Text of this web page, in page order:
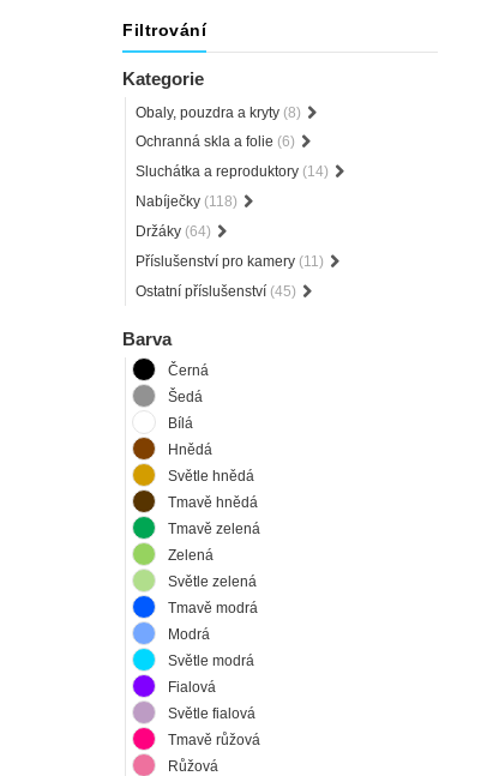
Filtrování
Kategorie
Obaly, pouzdra a kryty (8)
Ochranná skla a folie (6)
Sluchátka a reproduktory (14)
Nabíječky (118)
Držáky (64)
Příslušenství pro kamery (11)
Ostatní příslušenství (45)
Barva
Černá
Šedá
Bílá
Hnědá
Světle hnědá
Tmavě hnědá
Tmavě zelená
Zelená
Světle zelená
Tmavě modrá
Modrá
Světle modrá
Fialová
Světle fialová
Tmavě růžová
Růžová